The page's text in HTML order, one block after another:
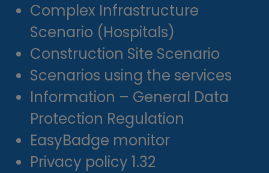
Complex Infrastructure
Scenario (Hospitals)
Construction Site Scenario
Scenarios using the services
Information – General Data
Protection Regulation
EasyBadge monitor
Privacy policy 1.32